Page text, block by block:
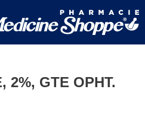
2%, GTE OPHT.